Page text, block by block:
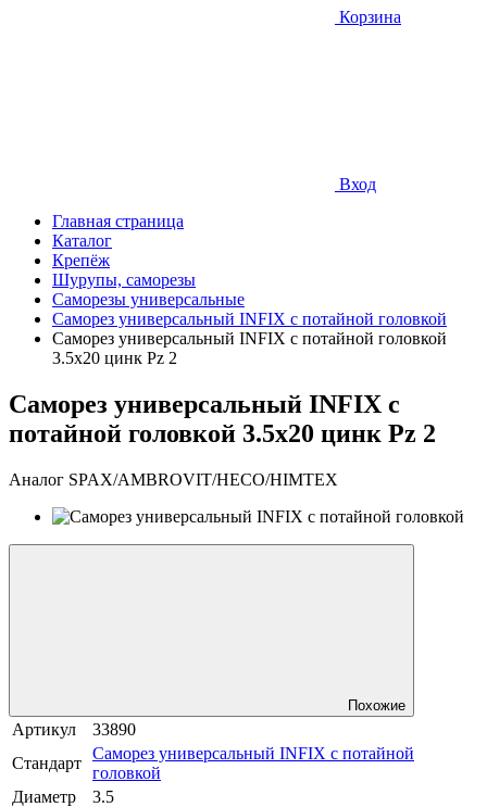
Корзина
Вход
Главная страница
Каталог
Крепёж
Шурупы, саморезы
Саморезы универсальные
Саморез универсальный INFIX с потайной головкой
Саморез универсальный INFIX с потайной головкой
3.5х20 цинк Pz 2
Саморез универсальный INFIX с
потайной головкой 3.5х20 цинк Pz 2
Аналог SPAX/AMBROVIT/HECO/HIMTEX
Похожие
Артикул
33890
Стандарт
Саморез универсальный INFIX с потайной
головкой
Диаметр
3.5